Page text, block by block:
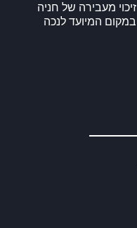
זיכוי מעבירה של חניה
במקום המיועד לנכה